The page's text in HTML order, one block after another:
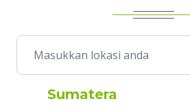
Sumatera